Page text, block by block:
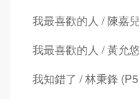
我最喜歡的人 / 陳嘉
我最喜歡的人 / 黃允
我知錯了 / 林秉鋒